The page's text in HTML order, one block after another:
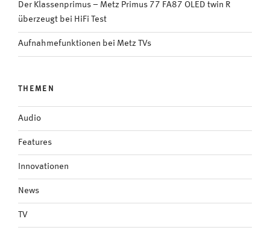
Der Klassenprimus – Metz Primus 77 FA87 OLED twin R
überzeugt bei HiFi Test
Aufnahmefunktionen bei Metz TVs
THEMEN
Audio
Features
Innovationen
News
TV